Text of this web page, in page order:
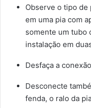
Observe o tipo
em uma pia com
somente um tubo
instalação em
Desfaça a
Desconecte
fenda, o ralo da